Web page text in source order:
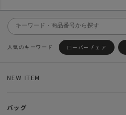
ローバーチェア
NEW ITEM
バッグ